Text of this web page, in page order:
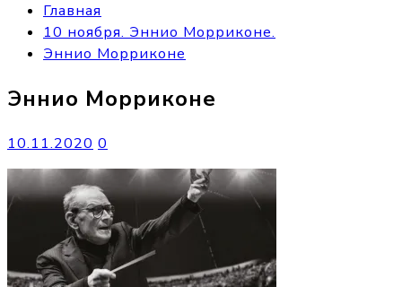
Главная
10 ноября. Эннио Морриконе.
Эннио Морриконе
Эннио Морриконе
10.11.2020 0